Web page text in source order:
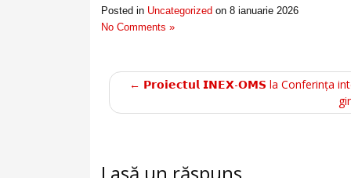
Posted in Uncategorized on 8 ianuarie 2026
No Comments »
← 𝗣𝗿𝗼𝗶𝗲𝗰𝘁𝘂𝗹 𝗜𝗡𝗘𝗫-𝗢𝗠𝗦 la Conferința